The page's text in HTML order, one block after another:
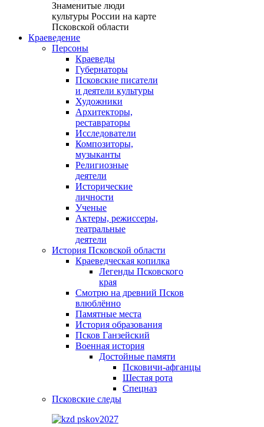
Знаменитые люди
культуры России на карте
Псковской области
Краеведение
Персоны
Краеведы
Губернаторы
Псковские писатели
и деятели культуры
Художники
Архитекторы,
реставраторы
Исследователи
Композиторы,
музыканты
Религиозные
деятели
Исторические
личности
Ученые
Актеры, режиссеры,
театральные
деятели
История Псковской области
Краеведческая копилка
Легенды Псковского
края
Смотрю на древний Псков
влюблённо
Памятные места
История образования
Псков Ганзейский
Военная история
Достойные памяти
Псковичи-афганцы
Шестая рота
Спецназ
Псковские следы